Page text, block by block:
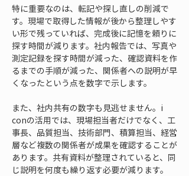
特に重要なのは、転記や探し直しの削減で
す。現場で取得した情報が後から整理しやす
い形で残っていれば、完成後に記憶を頼りに
探す時間が減ります。社内報告では、写真や
測定記録を探す時間が減った、確認資料を作
るまでの手順が減った、関係者への説明が早
くなったという点を数字で示します。
また、社内共有の数字も見逃せません。i
conの活用では、現場担当者だけでなく、工
事長、品質担当、技術部門、積算担当、経営
層など複数の関係者が成果を確認することが
あります。共有資料が整理されていると、同
じ説明を何度も繰り返す必要が減ります。